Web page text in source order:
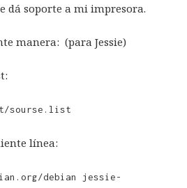
dá soporte a mi impresora.
manera: (para Jessie)
sourse.list
línea:
debian jessie-